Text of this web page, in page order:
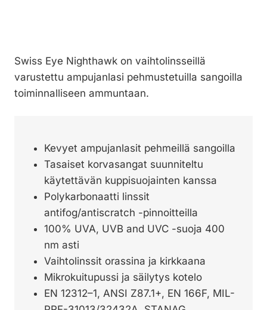
Swiss Eye Nighthawk on vaihtolinsseillä
varustettu ampujanlasi pehmustetuilla sangoilla
toiminnalliseen ammuntaan.
Kevyet ampujanlasit pehmeillä sangoilla
Tasaiset korvasangat suunniteltu
käytettävän kuppisuojainten kanssa
Polykarbonaatti linssit
antifog/antiscratch -pinnoitteilla
100% UVA, UVB and UVC -suoja 400
nm asti
Vaihtolinssit orassina ja kirkkaana
Mikrokuitupussi ja säilytys kotelo
EN 12312–1, ANSI Z87.1+, EN 166F, MIL-